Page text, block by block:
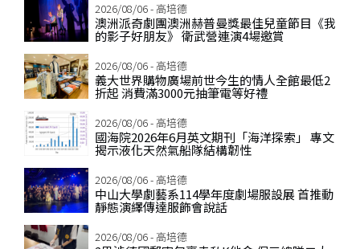
2026/08/06 - 高培德
澳洲派奇劇團澳洲赫普曼獎最佳兒童節目《我
的影子好朋友》 衛武營連演4場邀賞
2026/08/06 - 高培德
義大世界購物廣場前世今生的情人全館最低2
折起 消費滿3000元抽筆電等好禮
2026/08/06 - 高培德
國海院2026年6月英文期刊「海洋探索」 專文
揭示液化天然氣船隊結構韌性
2026/08/06 - 高培德
中山大學劇藝系114學年度劇場服設展 首推動
靜態演繹傳達服飾會說話
2026/08/06 - 高培德